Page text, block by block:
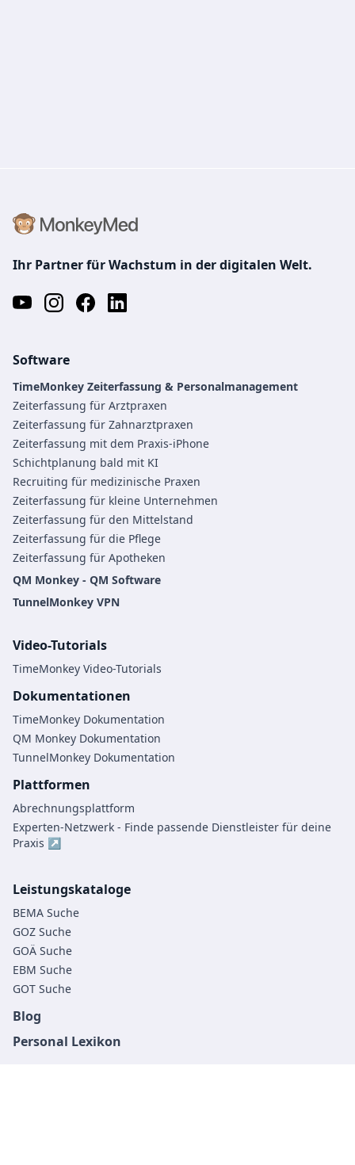
Ihr Partner für Wachstum in der digitalen Welt.
Software
TimeMonkey Zeiterfassung & Personalmanagement
Zeiterfassung für Arztpraxen
Zeiterfassung für Zahnarztpraxen
Zeiterfassung mit dem Praxis-iPhone
Schichtplanung bald mit KI
Recruiting für medizinische Praxen
Zeiterfassung für kleine Unternehmen
Zeiterfassung für den Mittelstand
Zeiterfassung für die Pflege
Zeiterfassung für Apotheken
QM Monkey - QM Software
TunnelMonkey VPN
Video-Tutorials
TimeMonkey Video-Tutorials
Dokumentationen
TimeMonkey Dokumentation
QM Monkey Dokumentation
TunnelMonkey Dokumentation
Plattformen
Abrechnungsplattform
Experten-Netzwerk - Finde passende Dienstleister für deine
Praxis ↗
Leistungskataloge
BEMA Suche
GOZ Suche
GOÄ Suche
EBM Suche
GOT Suche
Blog
Personal Lexikon